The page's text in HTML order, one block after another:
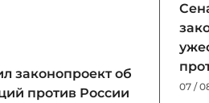
законопроект об
против России
07 /